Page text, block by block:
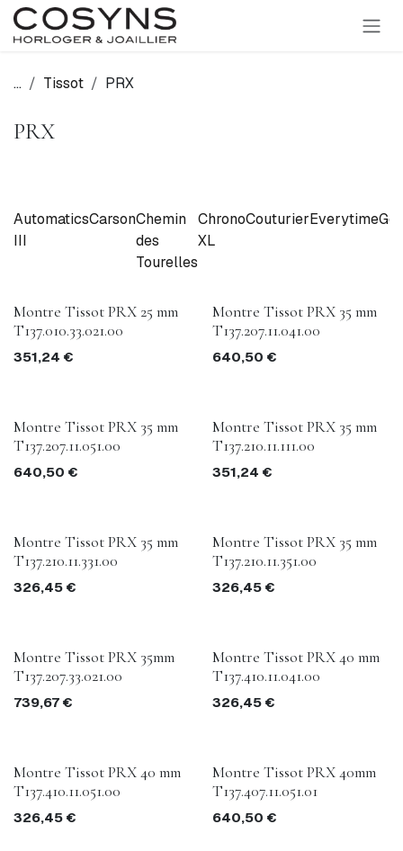
SE RENDRE AU CONTENU
... Tissot PRX
PRX
Automatics
III
CarsonChemin
des
Tourelles
Chrono
XL
CouturierEverytime
Montre Tissot PRX 25 mm
T137.010.33.021.00
351,24 €
Montre Tissot PRX 35 mm
T137.207.11.041.00
640,50 €
Montre Tissot PRX 35 mm
T137.207.11.051.00
640,50 €
Montre Tissot PRX 35 mm
T137.210.11.111.00
351,24 €
Montre Tissot PRX 35 mm
T137.210.11.331.00
326,45 €
Montre Tissot PRX 35 mm
T137.210.11.351.00
326,45€
Montre Tissot PRX 35mm
T137.207.33.021.00
739,67 €
Montre Tissot PRX 40 mm
T137.410.11.041.00
326,45€
Montre Tissot PRX 40 mm
T137.410.11.051.00
326,45 €
Montre Tissot PRX 40mm
T137.407.11.051.01
640,50 €